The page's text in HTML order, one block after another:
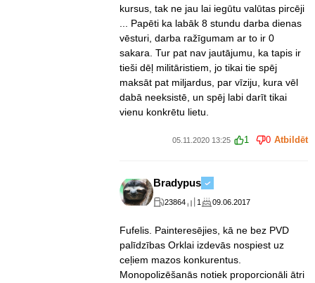
kursus, tak ne jau lai iegūtu valūtas pircēji
... Papēti ka labāk 8 stundu darba dienas
vēsturi, darba ražīgumam ar to ir 0
sakara. Tur pat nav jautājumu, ka tapis ir
tieši dēļ militāristiem, jo tikai tie spēj
maksāt pat miljardus, par vīziju, kura vēl
dabā neeksistē, un spēj labi darīt tikai
vienu konkrētu lietu.
05.11.2020 13:25 1 0 Atbildēt
Bradypus
23864 1 09.06.2017
Fufelis. Painteresējies, kā ne bez PVD
palīdzības Orklai izdevās nospiest uz
ceļiem mazos konkurentus.
Monopolizēšanās notiek proporcionāli ātri